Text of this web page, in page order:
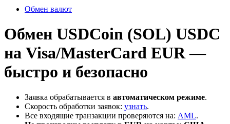
Обмен валют
Обмен USDCoin (SOL) USDC
на Visa/MasterCard EUR —
быстро и безопасно
Заявка обрабатывается в автоматическом режиме.
Скорость обработки заявок: узнать.
Все входящие транзакции проверяются на: AML.